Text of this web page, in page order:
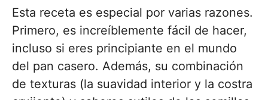
Esta receta es especial por varias razones.
Primero, es increíblemente fácil de hacer,
incluso si eres principiante en el mundo
del pan casero. Además, su combinación
de texturas (la suavidad interior y la costra